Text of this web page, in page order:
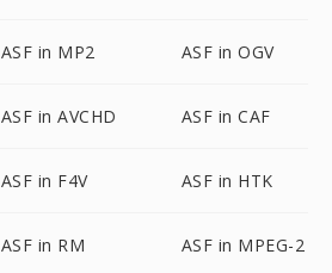
ASF in MP2 ASF in OGV
ASF in AVCHD ASF in CAF
ASF in F4V ASF in HTK
ASF in RM ASF in MPEG-2